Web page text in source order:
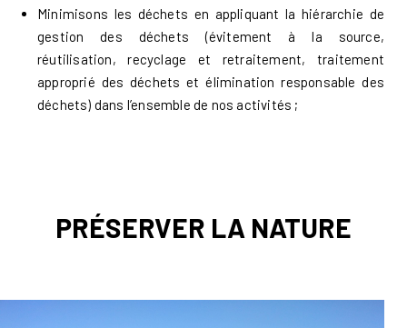
Minimisons les déchets en appliquant la hiérarchie de
gestion des déchets (évitement à la source,
réutilisation, recyclage et retraitement, traitement
approprié des déchets et élimination responsable des
déchets) dans l’ensemble de nos activités ;
PRÉSERVER LA NATURE